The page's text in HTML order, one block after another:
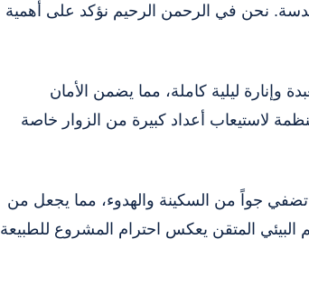
نحن في الرحمن الرحيم نؤكد على أهمية
وإنارة ليلية كاملة، مما يضمن الأمان
لاستيعاب أعداد كبيرة من الزوار خاصة
تضفي جواً من السكينة والهدوء، مما يجعل من
البيئي المتقن يعكس احترام المشروع للطبيعة